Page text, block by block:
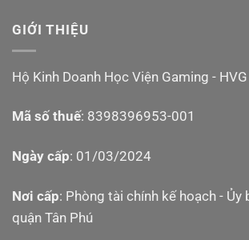
GIỚI THIỆU
Hộ Kinh Doanh Học Viện Gaming - HVG
Mã số thuế: 8398396953-001
Ngày cấp: 01/03/2024
Nơi cấp: Phòng tài chính kế hoạch - Ủy
quận Tân Phú